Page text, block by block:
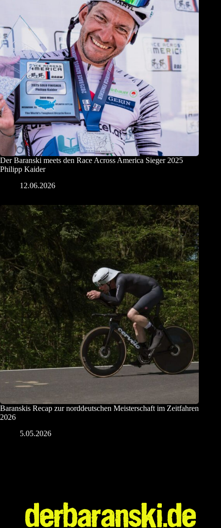
Der Baranski meets den Race Across America Sieger 2025
Philipp Kaider
12.06.2026
Baranskis Recap zur norddeutschen Meisterschaft im Zeitfahren
2026
5.05.2026